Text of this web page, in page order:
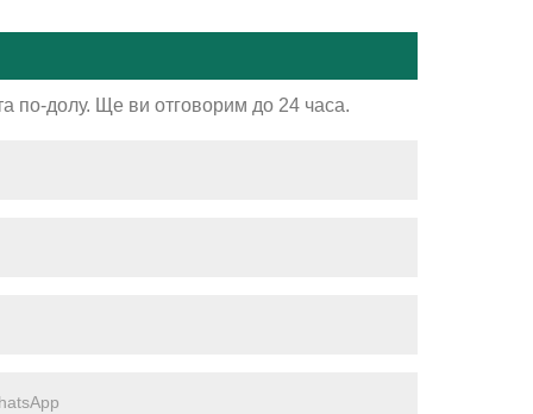
по-долу. Ще ви отговорим до 24 часа.